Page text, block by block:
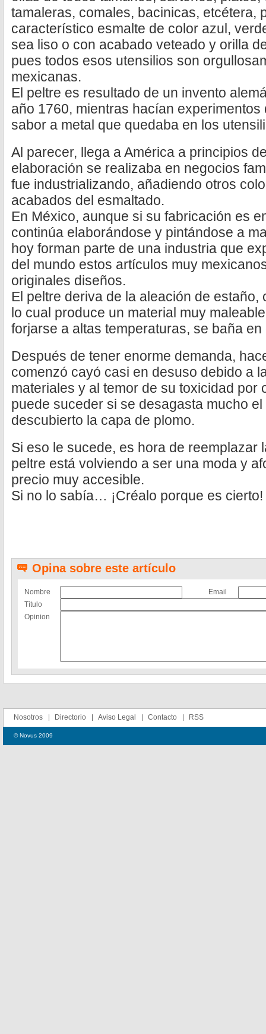
tamaleras, comales, bacinicas, etcétera,
característico esmalte de color azul,
sea liso o con acabado veteado y orilla
pues todos esos utensilios son
mexicanas.
El peltre es resultado de un invento
año 1760, mientras hacían
sabor a metal que quedaba en los
Al parecer, llega a América a principios
elaboración se realizaba en negocios
fue industrializando, añadiendo otros
acabados del esmaltado.
En México, aunque si su fabricación es
continúa elaborándose y pintándose a
hoy forman parte de una industria que
del mundo estos artículos muy
originales diseños.
El peltre deriva de la aleación de estaño,
lo cual produce un material muy
forjarse a altas temperaturas, se baña
Después de tener enorme demanda,
comenzó cayó casi en desuso debido a
materiales y al temor de su toxicidad por
puede suceder si se desagasta mucho
descubierto la capa de plomo.
Si eso le sucede, es hora de reemplazar
peltre está volviendo a ser una moda y
precio muy accesible.
Si no lo sabía… ¡Créalo porque es cierto!
Opina sobre este artículo
Nombre
Email
Título
Opinion
Nosotros Directorio Aviso Legal Contacto RSS
© Novus 2009